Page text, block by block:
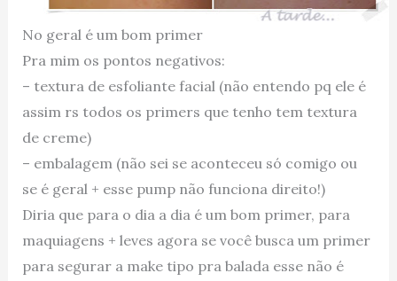
No geral é um bom primer
Pra mim os pontos negativos:
– textura de esfoliante facial (não entendo pq ele é
assim rs todos os primers que tenho tem textura
de creme)
– embalagem (não sei se aconteceu só comigo ou
se é geral + esse pump não funciona direito!)
Diria que para o dia a dia é um bom primer, para
maquiagens + leves agora se você busca um primer
para segurar a make tipo pra balada esse não é